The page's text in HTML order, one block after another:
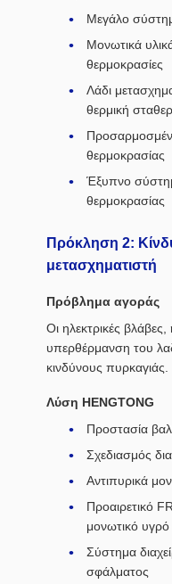
Μεγάλο
Μονωτικά
θερμοκρασίες
Λάδι
θερμική
θερμοκρασίας
Έξυπνο
θερμοκρασίας
Πρόκληση 2:
μετασχηματιστή
Πρόβλημα αγοράς
Οι ηλεκτρικές
υπερθέρμανση του
κινδύνους πυρκαγιάς.
Λύση HENGTONG
Προστασία
Σχεδιασμός
Αντιπυρικά
Προαιρετικό
μονωτικό υγρό
Σύστημα
σφάλματος